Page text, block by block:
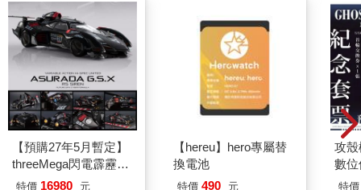
【預購27年5月暫定】
threeMega閃電霹靂車
VA Hi-SPEC UNITED
特價 16980 元
【hereu】hero專屬替
換電池
特價 490 元
攻殼
數
特價